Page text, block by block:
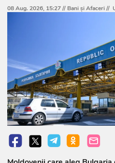
08 Aug. 2026, 15:27 // Bani și Afaceri//